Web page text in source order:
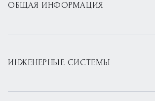
ОБЩАЯ ИНФОРМАЦИЯ
ИНЖЕНЕРНЫЕ СИСТЕМЫ